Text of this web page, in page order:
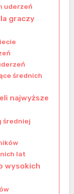
uderzeń
graczy
średnich
najwyższe
średniej
lat
wysokich